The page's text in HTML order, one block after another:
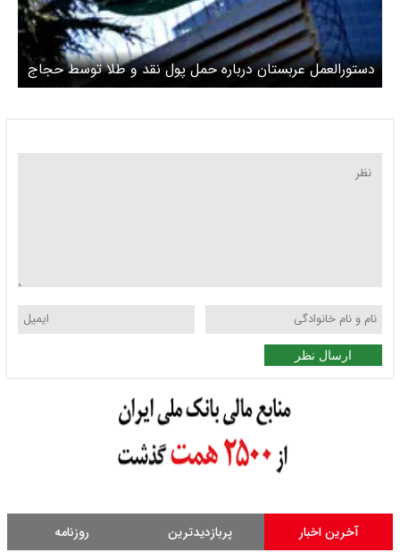
دستورالعمل عربستان درباره حمل پول نقد و طلا توسط حجاج
ارسال نظر
آخرین اخبار پربازدیدترین روزنامه